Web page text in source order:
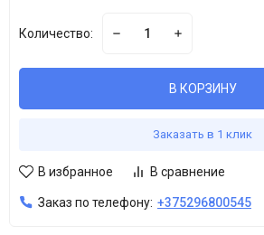
Количество:
В КОРЗИНУ
Заказать в 1 клик
В избранное В сравнение
Заказ по телефону: +375296800545